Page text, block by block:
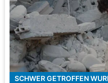
SCHWER GETROFFEN